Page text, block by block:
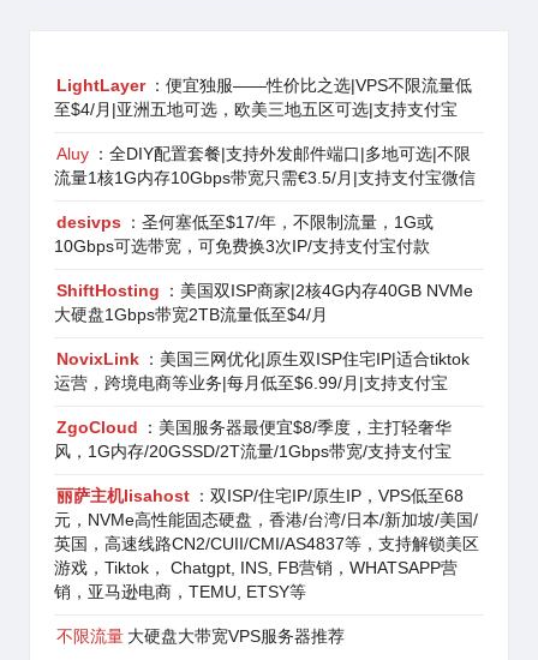
LightLayer ：便宜独服——性价比之选|VPS不限流量低
至$4/月|亚洲五地可选，欧美三地五区可选|支持支付宝
Aluy ：全DIY配置套餐|支持外发邮件端口|多地可选|不限
流量1核1G内存10Gbps带宽只需€3.5/月|支持支付宝微信
desivps
：圣何塞低至$17/年，不限制流量，1G或
10Gbps可选带宽，可免费换3次IP/支持支付宝付款
ShiftHosting
：美国双ISP商家|2核4G内存40GB NVMe
大硬盘1Gbps带宽2TB流量低至$4/月
NovixLink ：美国三网优化|原生双ISP住宅IP|适合tiktok
运营，跨境电商等业务|每月低至$6.99/月|支持支付宝
ZgoCloud
：美国服务器最便宜$8/季度，主打轻奢华
风，1G内存/20GSSD/2T流量/1Gbps带宽/支持支付宝
丽萨主机lisahost ：双ISP/住宅IP/原生IP，VPS低至68
元，NVMe高性能固态硬盘，香港/台湾/日本/新加坡/美国/
英国，高速线路CN2/CUII/CMI/AS4837等，支持解锁美区
游戏，Tiktok， Chatgpt, INS, FB营销，WHATSAPP营
销，亚马逊电商，TEMU, ETSY等
不限流量 大硬盘大带宽VPS服务器推荐